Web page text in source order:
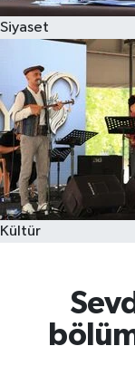
Siyaset
Kültür